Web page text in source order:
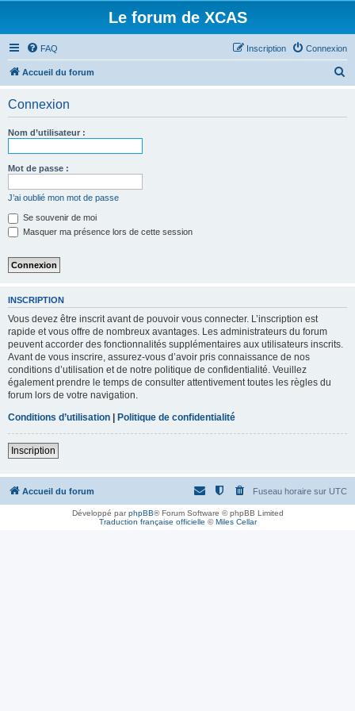
Le forum de XCAS
FAQ Connexion
Inscription
Accueil du forum
Connexion
Nom d’utilisateur :
Mot de passe :
J’ai oublié mon mot de passe
Se souvenir de moi
Masquer ma présence lors de cette session
INSCRIPTION
Vous devez être inscrit avant de pouvoir vous connecter. L’inscription est
rapide et vous offre de nombreux avantages. Les administrateurs du forum
peuvent accorder des fonctionnalités supplémentaires aux utilisateurs inscrits.
Avant de vous inscrire, assurez-vous d’avoir pris connaissance de nos
conditions d’utilisation et de notre politique de confidentialité. Veuillez
également prendre le temps de consulter attentivement toutes les règles du
forum lors de votre navigation.
Conditions d’utilisation | Politique de confidentialité
Inscription
Accueil du forum Fuseau horaire sur UTC
Développé parphpBB® Forum Software © phpBB Limited
Traduction française officielle ©Miles Cellar